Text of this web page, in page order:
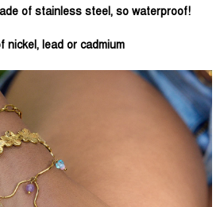
of stainless steel, so waterproof!
nickel, lead or cadmium